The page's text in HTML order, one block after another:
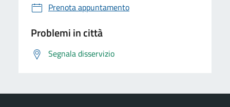
Prenota appuntamento
Problemi in città
Segnala disservizio